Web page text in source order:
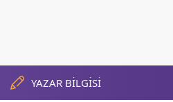
YAZAR BİLGİSİ